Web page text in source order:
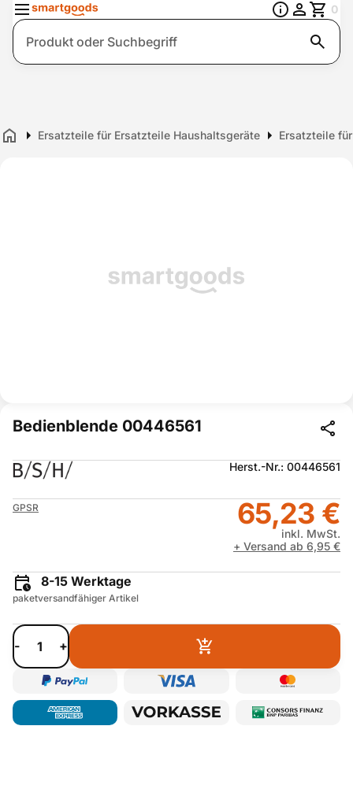
Suche
0
Home Ersatzteile für Ersatzteile Haushaltsgeräte Ersatzteile
Bedienblende 00446561
Herst.-Nr.: 00446561
GPSR 65,23 €
inkl. MwSt.
+ Versand ab 6,95 €
8-15 Werktage
paketversandfähiger Artikel
- +